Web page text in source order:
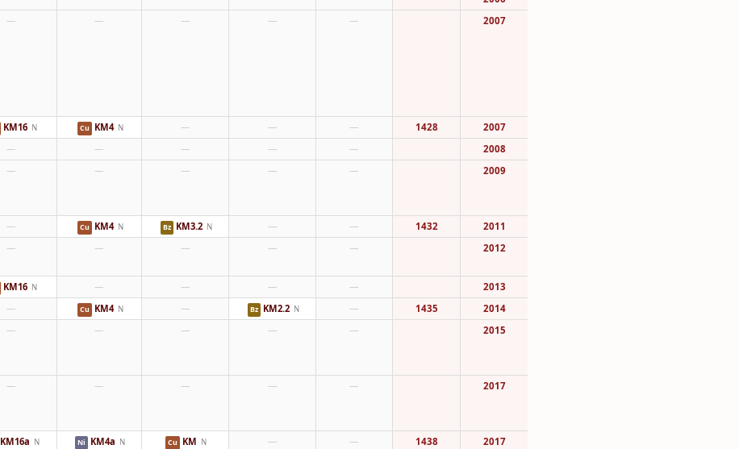
2007
—
—
—
—
—
2007
1428
—
—
—
KM4 N
Cu
KM16 N
2008
—
—
—
—
—
2009
—
—
—
—
—
2011
1432
—
—
KM3.2 N
Bz
KM4 N
Cu
—
2012
—
—
—
—
—
2013
—
—
—
—
KM16 N
2014
1435
—
KM2.2 N
Bz
—
KM4 N
Cu
—
2015
—
—
—
—
—
2017
—
—
—
—
—
2017
1438
—
—
KM N
Cu
KM4a N
Ni
KM16a N